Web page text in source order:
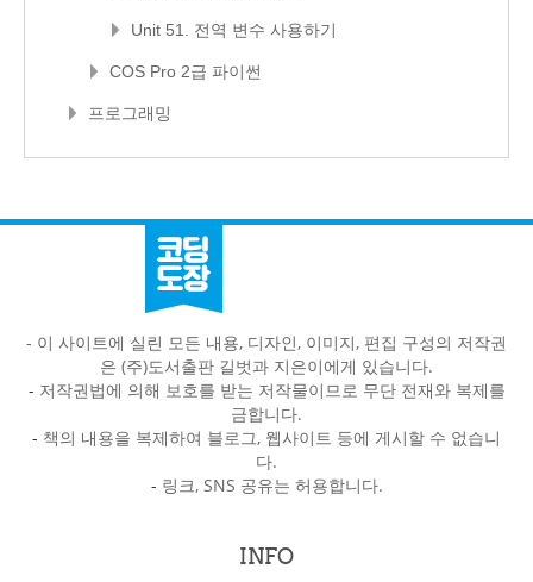
Unit 51. 전역 변수 사용하기
COS Pro 2급 파이썬
프로그래밍
- 이 사이트에 실린 모든 내용, 디자인, 이미지, 편집 구성의 저작권
은 (주)도서출판 길벗과 지은이에게 있습니다.
- 저작권법에 의해 보호를 받는 저작물이므로 무단 전재와 복제를
금합니다.
- 책의 내용을 복제하여 블로그, 웹사이트 등에 게시할 수 없습니
다.
- 링크, SNS 공유는 허용합니다.
INFO